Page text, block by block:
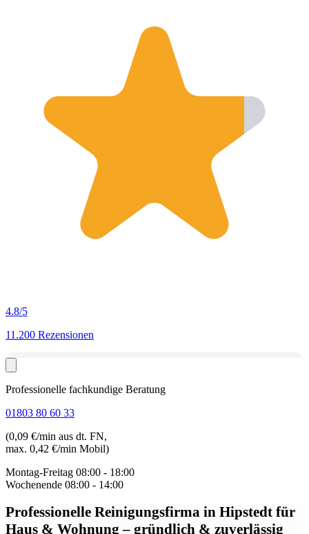
4.8/5
11.200 Rezensionen
Professionelle fachkundige Beratung
01803 80 60 33
(0,09 €/min aus dt. FN,
max. 0,42 €/min Mobil)
Montag-Freitag 08:00 - 18:00
Wochenende 08:00 - 14:00
Professionelle Reinigungsfirma in Hipstedt für
Haus & Wohnung – gründlich & zuverlässig